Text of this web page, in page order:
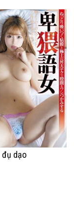
đụ dạo